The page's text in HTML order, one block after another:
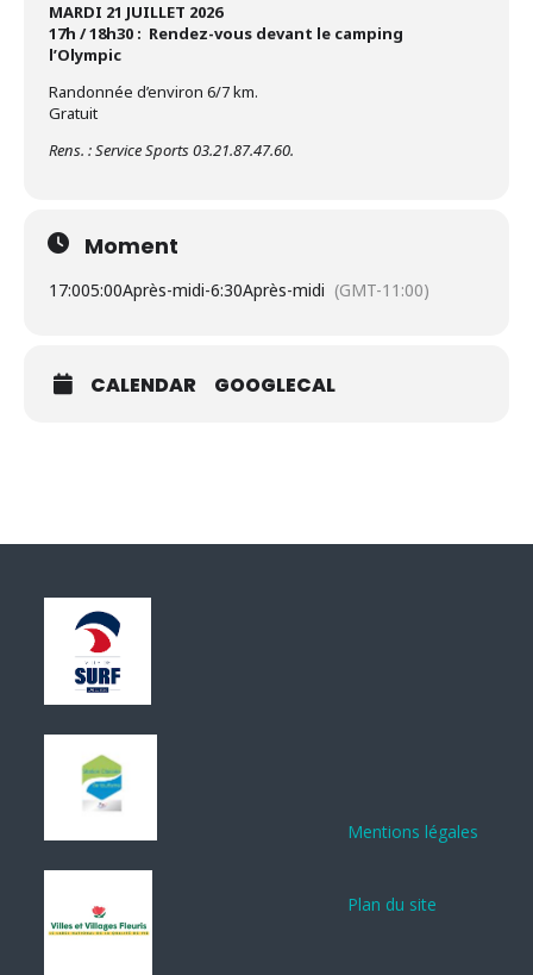
MARDI 21 JUILLET 2026
17h / 18h30 : Rendez-vous devant le camping
l’Olympic
Randonnée d’environ 6/7 km.
Gratuit
Rens. : Service Sports 03.21.87.47.60.
Moment
17:005:00Après-midi-6:30Après-midi (GMT-11:00)
CALENDAR GOOGLECAL
Mentions légales
Plan du site